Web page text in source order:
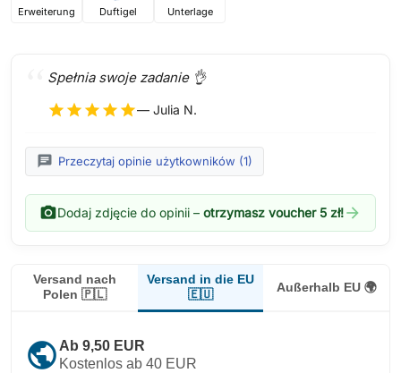
Erweiterung Duftigel Unterlage
Spełnia swoje zadanie 👌
star star star star star— Julia N.
chat Przeczytaj opinie użytkowników (1)
photo_cameraDodaj zdjęcie do opinii – otrzymasz voucher 5 zł!arrow_forward
Versand nach
Polen 🇵🇱
Versand in die EU
🇪🇺
Außerhalb EU 🌍
public Ab 9,50 EUR
Kostenlos ab 40 EUR